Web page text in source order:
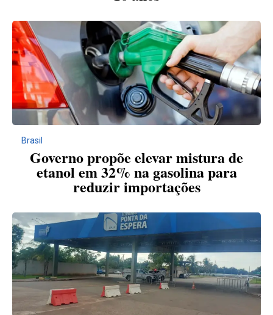
Brasil
Governo propõe elevar mistura de
etanol em 32% na gasolina para
reduzir importações